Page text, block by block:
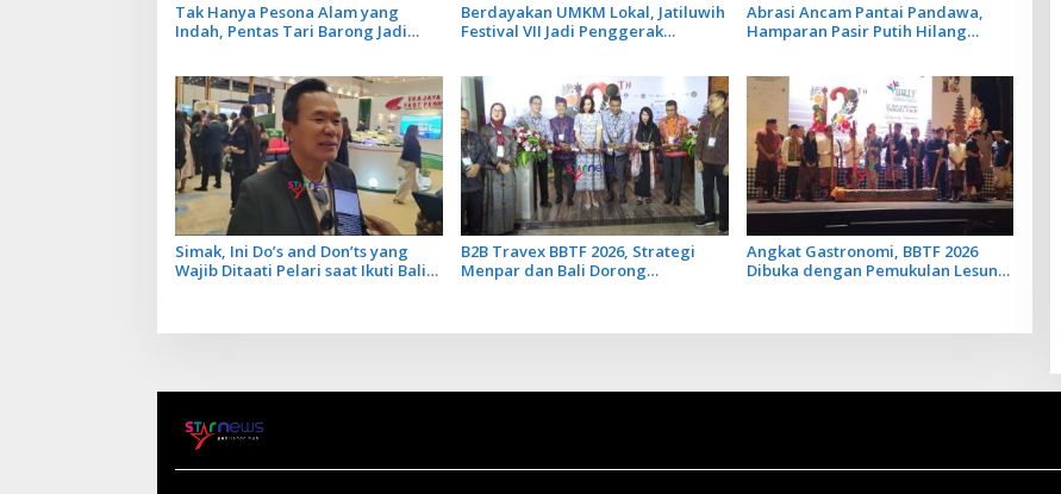
Tak Hanya Pesona Alam yang
Indah, Pentas Tari Barong Jadi
Berdayakan UMKM Lokal, Jatiluwih
Festival VII Jadi Penggerak
Abrasi Ancam Pantai Pandawa,
Hamparan Pasir Putih Hilang
Simak, Ini Do’s and Don’ts yang
Wajib Ditaati Pelari saat Ikuti Bali
B2B Travex BBTF 2026, Strategi
Menpar dan Bali Dorong
Angkat Gastronomi, BBTF 2026
Dibuka dengan Pemukulan Lesung